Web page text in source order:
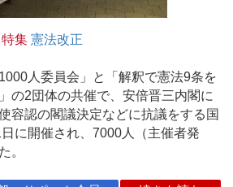
特集 憲法改正
人委員会」と「解釈で憲法9条を
の2団体の共催で、安倍晋三内閣に
容認の閣議決定などに抗議をする国
に開催され、7000人（主催者発
。